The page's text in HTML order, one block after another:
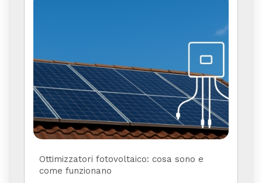
Ottimizzatori fotovoltaico: cosa sono e
come funzionano